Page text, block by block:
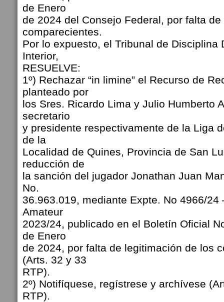
de Enero
de 2024 del Consejo Federal, por falta
comparecientes.
Por lo expuesto, el Tribunal de Disciplina
Interior,
RESUELVE:
1º) Rechazar “in limine” el Recurso de
planteado por
los Sres. Ricardo Lima y Julio Humberto
secretario
y presidente respectivamente de la Liga
de la
Localidad de Quines, Provincia de San
reducción de
la sanción del jugador Jonathan Juan
No.
36.963.019, mediante Expte. No 4966/24
Amateur
2023/24, publicado en el Boletín Oficial
de Enero
de 2024, por falta de legitimación de los
(Arts. 32 y 33
RTP).
2º) Notifíquese, regístrese y archívese
RTP).